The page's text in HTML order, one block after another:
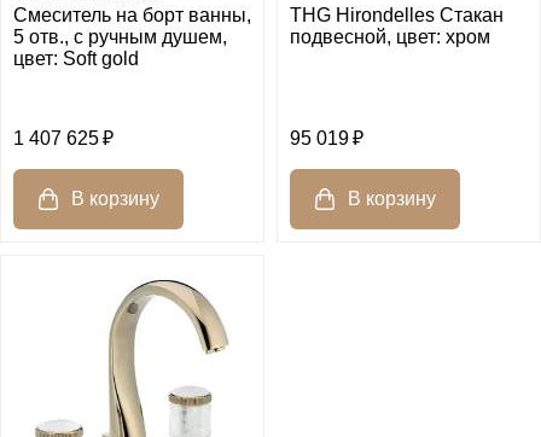
Смеситель на борт ванны,
5 отв., с ручным душем,
цвет: Soft gold
1 407 625
THG Hirondelles Стакан
подвесной, цвет: хром
95 019